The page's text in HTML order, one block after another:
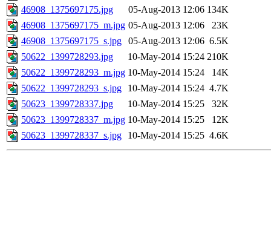
46908_1375697175.jpg
05-Aug-2013 12:06 134K
46908_1375697175_m.jpg 05-Aug-2013 12:06
23K
46908_1375697175_s.jpg
05-Aug-2013 12:06 6.5K
50622_1399728293.jpg
10-May-2014 15:24 210K
50622_1399728293_m.jpg 10-May-2014 15:24
14K
50622_1399728293_s.jpg
10-May-2014 15:24 4.7K
50623_1399728337.jpg
10-May-2014 15:25
32K
50623_1399728337_m.jpg 10-May-2014 15:25
12K
50623_1399728337_s.jpg
10-May-2014 15:25 4.6K